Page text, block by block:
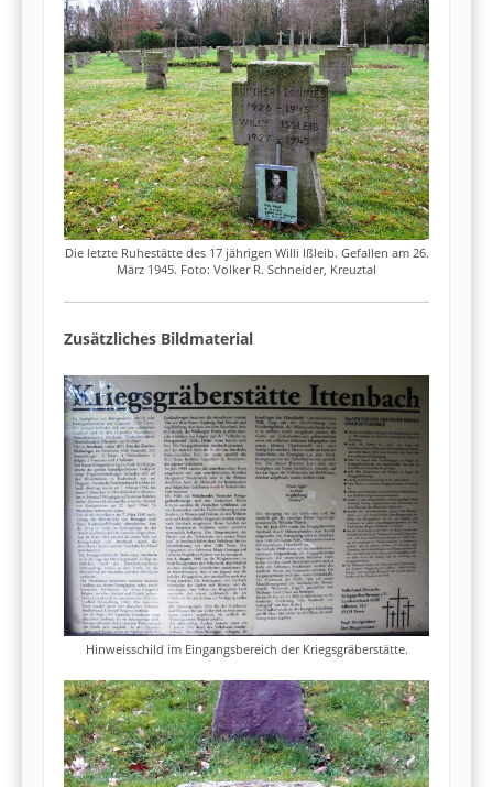
Die letzte Ruhestätte des 17 jährigen Willi Ißleib. Gefallen am 26.
März 1945. Foto: Volker R. Schneider, Kreuztal
Zusätzliches Bildmaterial
Hinweisschild im Eingangsbereich der Kriegsgräberstätte.